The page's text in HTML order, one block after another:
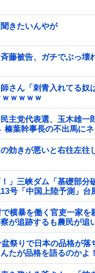
きたいんやが
藤被告、ガチでぶっ壊
さん「刺青入れてる奴
ｗｗｗｗ
民主党代表選、玉木雄一
葉幹事長の不出馬に
ｗｗｗｗｗｗｗｗ
効きが悪いと右往左往
」三峡ダム「基礎部分
号「中国上陸予測」台
台風同時上陸！（穀物
で横暴を働く官吏一家を
が追跡するも農民が追
盆祭りで日本の品格が落
たが品格を語るのかよ
まい……